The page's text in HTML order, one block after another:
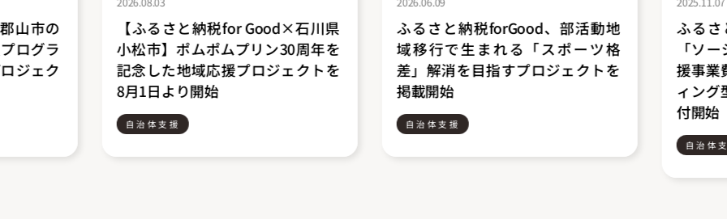
石川県
周年を
クトを
ふるさと納税forGood、部活動地
域移行で生まれる「スポーツ格
差」解消を目指すプロジェクトを
掲載開始
自治体支援
ふるさと納税forGood、山梨県の
「ソーシャルイノベーター成長支
援事業費補助金(クラウドファンデ
ィング型ふるさと納税)」の寄附受
付開始
ふる
の「
のまち
付開始
自治体